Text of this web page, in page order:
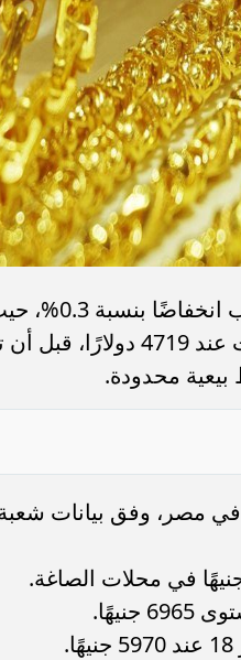
وعلى الصعيد
مستوى 4687 دولارًا، بعد أن بدأت
في مصر، وفق بيانات